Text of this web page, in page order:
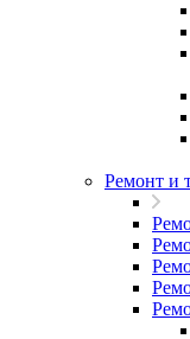
Ремонт и